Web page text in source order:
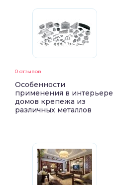
0 отзывов
Особенности
применения в интерьере
домов крепежа из
различных металлов